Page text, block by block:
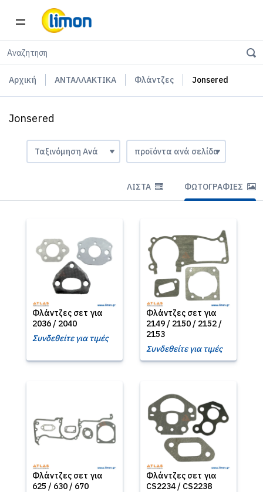
Αρχική ΑΝΤΑΛΛΑΚΤΙΚΑ Φλάντζες Jonsered
Jonsered
ΛΊΣΤΑ ΦΩΤΟΓΡΑΦΊΕΣ
Φλάντζες σετ για
2036 / 2040
Συνδεθείτε για τιμές
Φλάντζες σετ για
2149 / 2150 / 2152 /
2153
Συνδεθείτε για τιμές
Φλάντζες σετ για
625 / 630 / 670
Φλάντζες σετ για
CS2234 / CS2238